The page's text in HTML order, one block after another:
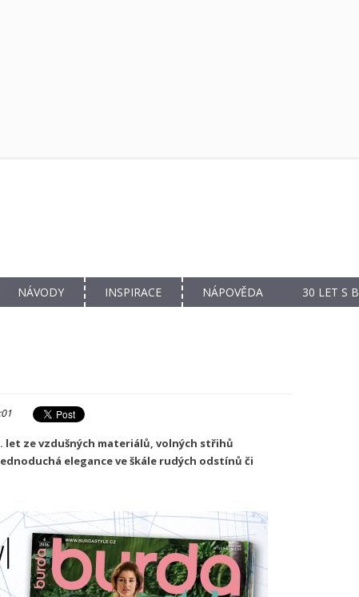
NÁVODY INSPIRACE NÁPOVĚDA 30 LET S
ze vzdušných materiálů, volných střihů
elegance ve škále rudých odstínů či